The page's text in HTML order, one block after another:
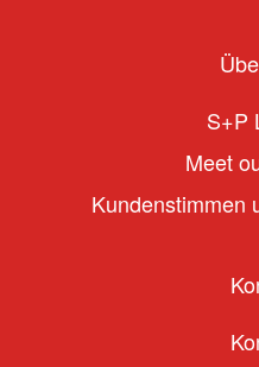
S+P
Meet
Kundenstimmen